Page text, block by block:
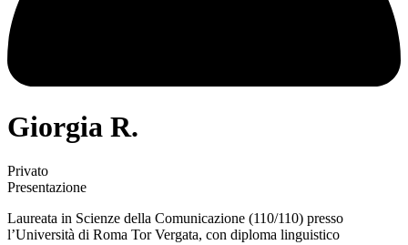
Giorgia R.
Privato
Presentazione
Laureata in Scienze della Comunicazione (110/110) presso
l’Università di Roma Tor Vergata, con diploma linguistico